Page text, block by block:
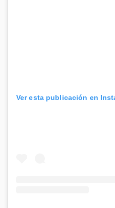
Ver esta publicación en